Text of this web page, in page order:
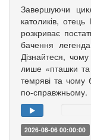
Завершуючи
католиків,
розкриває
бачення
Дізнайтеся,
лише «пташки та
темряві та чому
по-справжньому.
2026-08-06 00:00:00